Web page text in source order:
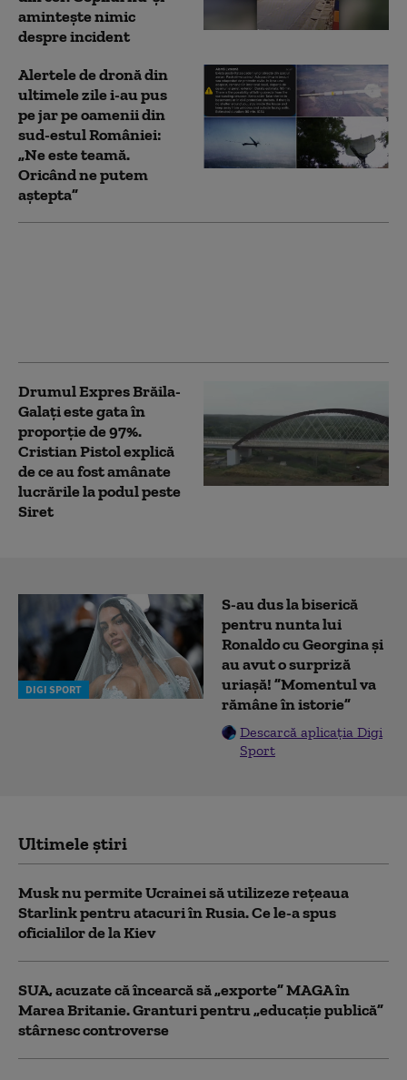
amintește nimic
despre incident
Alertele de dronă din
ultimele zile i-au pus
pe jar pe oamenii din
sud-estul României:
„Ne este teamă.
Oricând ne putem
aștepta”
Drumul Expres Brăila-
Galați este gata în
proporție de 97%.
Cristian Pistol explică
de ce au fost amânate
lucrările la podul peste
Siret
DIGI SPORT
S-au dus la biserică
pentru nunta lui
Ronaldo cu Georgina și
au avut o surpriză
uriașă! ”Momentul va
rămâne în istorie”
Descarcă aplicația Digi
Sport
Ultimele știri
Musk nu permite Ucrainei să utilizeze reţeaua
Starlink pentru atacuri în Rusia. Ce le-a spus
oficialilor de la Kiev
SUA, acuzate că încearcă să „exporte” MAGA în
Marea Britanie. Granturi pentru „educație publică”
stârnesc controverse